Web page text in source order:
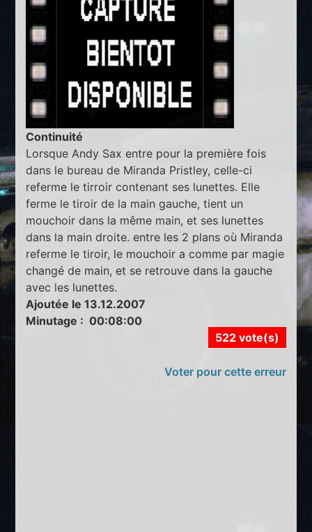
Continuité
Lorsque Andy Sax entre pour la première fois
dans le bureau de Miranda Pristley, celle-ci
referme le tirroir contenant ses lunettes. Elle
ferme le tiroir de la main gauche, tient un
mouchoir dans la même main, et ses lunettes
dans la main droite. entre les 2 plans où Miranda
referme le tiroir, le mouchoir a comme par magie
changé de main, et se retrouve dans la gauche
avec les lunettes.
Ajoutée le 13.12.2007
Minutage : 00:08:00
522 vote(s)
Voter pour cette erreur